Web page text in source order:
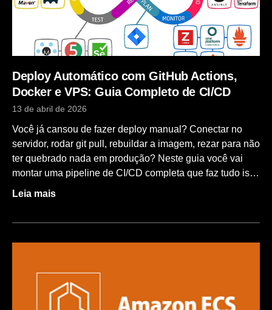
cobrindo desde o primeiro acesso até a configuração de
firewall via painel e monitoramento básico. Pré-requisitos
Passo a Passo 1. Primeiro Acesso e Atualização do
Sistema Antes de qualquer coisa, conecte-se à sua VPS
Deploy Automático com GitHub Actions,
Docker e VPS: Guia Completo de CI/CD
13 de abril de 2026
Você já cansou de fazer deploy manual? Conectar no
servidor, rodar git pull, rebuildar a imagem, rezar para não
ter quebrado nada em produção? Neste guia você vai
montar uma pipeline de CI/CD completa que faz tudo isso
automaticamente a cada git push na branch principal. A
Container Registry (ghcr.io) e faz deploy no seu VPS via
Dockerfile — Boas Práticas para Aplicações Node.js O
Dockerfile a seguir usa multi-stage build: o builder
compila a aplicação e o estágio final copia apenas o
Leia mais